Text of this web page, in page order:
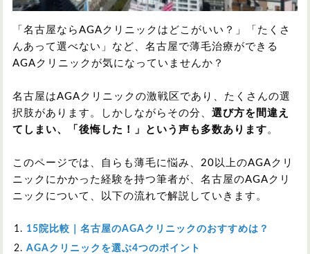
「名古屋ならAGAクリニックはどこがいい？」「たくさ
んあって選べない」など、名古屋で薄毛治療ができる
AGAクリニックが気になっていませんか？
名古屋はAGAクリニックの激戦区であり、たくさんの選
択肢があります。しかしながらその分、 選び方を間違え
てしまい、「後悔した！」という声も多数あります 。
このページでは、自らも薄毛に悩み、20以上のAGAクリ
ニックにかかった経験を持つ筆者が、名古屋のAGAクリ
ニックについて、以下の流れで解説していきます。
15院比較｜名古屋のAGAクリニックのおすすめは？
AGAクリニックを選ぶ4つのポイント
育毛剤